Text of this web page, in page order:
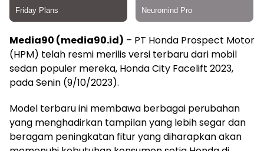
Media90 (media90.id) – PT Honda Prospect Motor
(HPM) telah resmi merilis versi terbaru dari mobil
sedan populer mereka, Honda City Facelift 2023,
pada Senin (9/10/2023).
Model terbaru ini membawa berbagai perubahan
yang menghadirkan tampilan yang lebih segar dan
beragam peningkatan fitur yang diharapkan akan